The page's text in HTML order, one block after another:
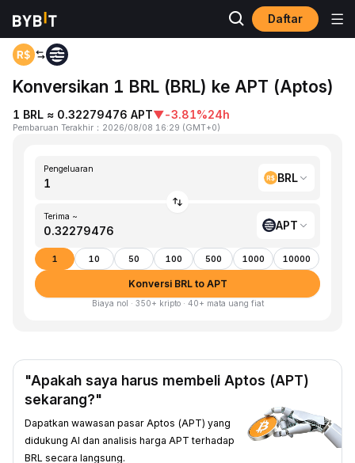
Daftar
Beranda
Konversikan 1 BRL (BRL) ke APT (Aptos)
1 BRL ≈ 0.32279476 APT▼-3.81%24h
Pembaruan Terakhir ： 2026/08/08 16:29 (GMT+0)
Pengeluaran
BRL
Terima ~
APT
1 10 50 100 500 1000 10000
Konversi BRL to APT
Biaya nol · 350+ kripto · 40+ mata uang fiat
"Apakah saya harus membeli Aptos (APT)
sekarang?"
Dapatkan wawasan pasar Aptos (APT) yang
didukung AI dan analisis harga APT terhadap
BRL secara langsung.